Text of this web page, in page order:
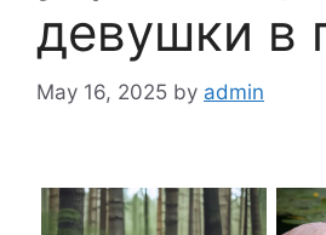
девушки в
May 16, 2025 by admin